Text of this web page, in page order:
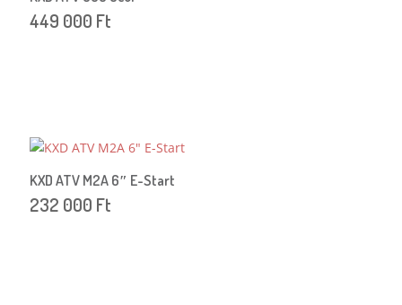
449 000 Ft
KXD ATV M2A 6″ E-Start
232 000 Ft